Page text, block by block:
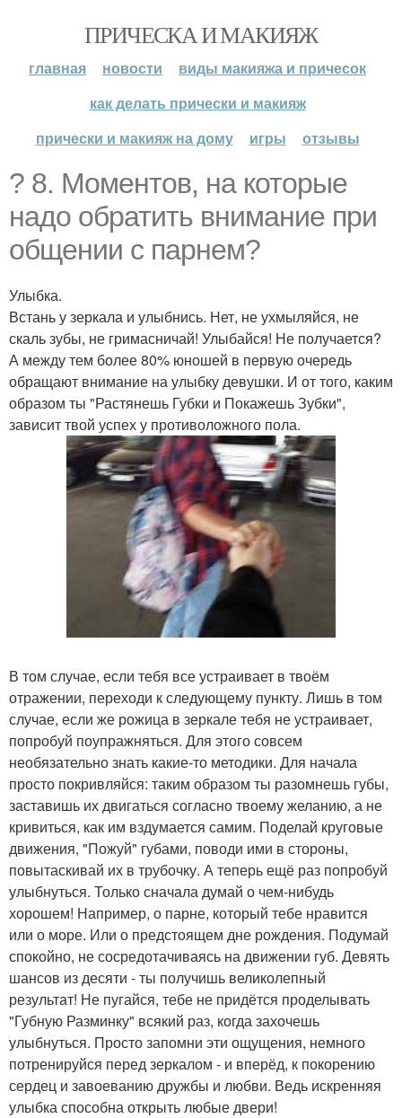
ПРИЧЕСКА И МАКИЯЖ
главная новости
виды макияжа и причесок
как делать прически и макияж
прически и макияж на дому
игры отзывы
? 8. Моментов, на которые
надо обратить внимание при
общении с парнем?
Улыбка.
Встань у зеркала и улыбнись. Нет, не ухмыляйся, не
скаль зубы, не гримасничай! Улыбайся! Не получается?
А между тем более 80% юношей в первую очередь
обращают внимание на улыбку девушки. И от того, каким
образом ты "Растянешь Губки и Покажешь Зубки",
зависит твой успех у противоложного пола.
В том случае, если тебя все устраивает в твоём
отражении, переходи к следующему пункту. Лишь в том
случае, если же рожица в зеркале тебя не устраивает,
попробуй поупражняться. Для этого совсем
необязательно знать какие-то методики. Для начала
просто покривляйся: таким образом ты разомнешь губы,
заставишь их двигаться согласно твоему желанию, а не
кривиться, как им вздумается самим. Поделай круговые
движения, "Пожуй" губами, поводи ими в стороны,
повытаскивай их в трубочку. А теперь ещё раз попробуй
улыбнуться. Только сначала думай о чем-нибудь
хорошем! Например, о парне, который тебе нравится
или о море. Или о предстоящем дне рождения. Подумай
спокойно, не сосредотачиваясь на движении губ. Девять
шансов из десяти - ты получишь великолепный
результат! Не пугайся, тебе не придётся проделывать
"Губную Разминку" всякий раз, когда захочешь
улыбнуться. Просто запомни эти ощущения, немного
потренируйся перед зеркалом - и вперёд, к покорению
сердец и завоеванию дружбы и любви. Ведь искренняя
улыбка способна открыть любые двери!